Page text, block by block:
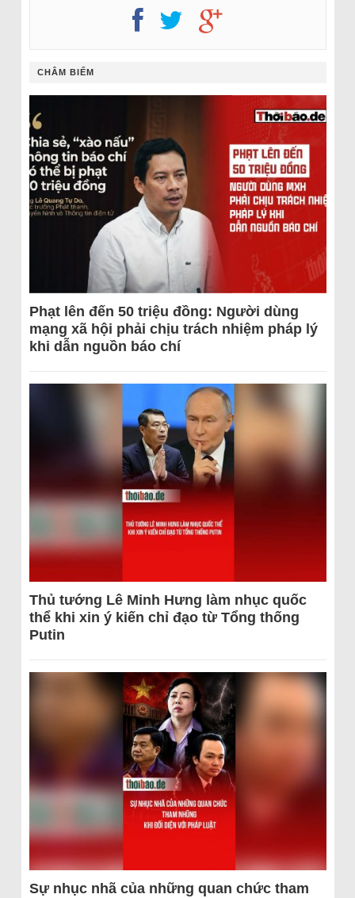
CHÂM BIẾM
Phạt lên đến 50 triệu đồng: Người dùng
mạng xã hội phải chịu trách nhiệm pháp lý
khi dẫn nguồn báo chí
Thủ tướng Lê Minh Hưng làm nhục quốc
thể khi xin ý kiến chỉ đạo từ Tổng thống
Putin
Sự nhục nhã của những quan chức tham